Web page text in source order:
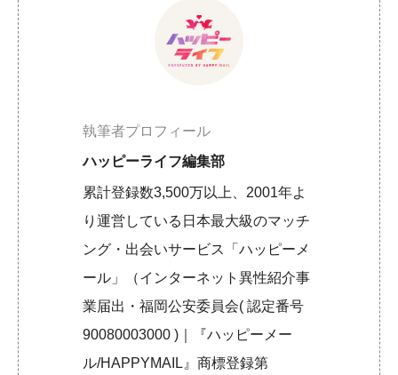
執筆者プロフィール
ハッピーライフ編集部
累計登録数3,500万以上、2001年よ
り運営している日本最大級のマッチ
ング・出会いサービス「ハッピーメ
ール」（インターネット異性紹介事
業届出・福岡公安委員会( 認定番号
90080003000 )｜『ハッピーメー
ル/HAPPYMAIL』商標登録第